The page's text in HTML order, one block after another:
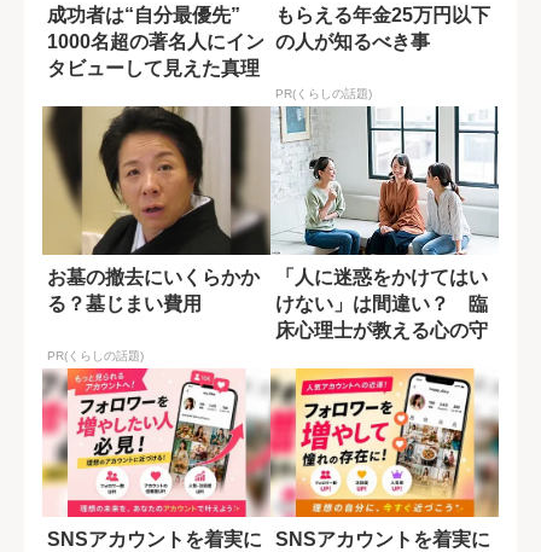
成功者は“自分最優先”
1000名超の著名人にイン
タビューして見えた真理
もらえる年金25万円以下
の人が知るべき事
PR(くらしの話題)
お墓の撤去にいくらかか
る？墓じまい費用
PR(くらしの話題)
「人に迷惑をかけてはい
けない」は間違い？ 臨
床心理士が教える心の守
SNSアカウントを着実に
SNSアカウントを着実に